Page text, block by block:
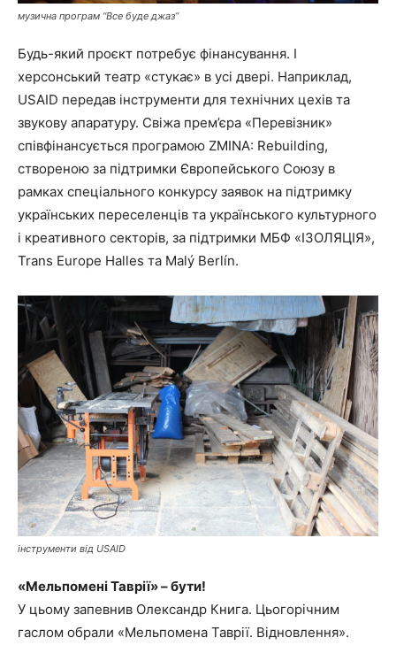
музична програм “Все буде джаз”
Будь-який проєкт потребує фінансування. І
херсонський театр «стукає» в усі двері. Наприклад,
USAID передав інструменти для технічних цехів та
звукову апаратуру. Свіжа прем’єра «Перевізник»
співфінансується програмою ZMINA: Rebuilding,
створеною за підтримки Європейського Союзу в
рамках спеціального конкурсу заявок на підтримку
українських переселенців та українського культурного
і креативного секторів, за підтримки МБФ «ІЗОЛЯЦІЯ»,
Trans Europe Halles та Malý Berlín.
інструменти від USAID
«Мельпомені Таврії» – бути!
У цьому запевнив Олександр Книга. Цьогорічним
гаслом обрали «Мельпомена Таврії. Відновлення».